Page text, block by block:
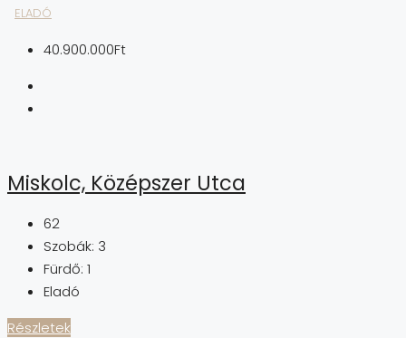
ELADÓ
40.900.000Ft
Miskolc, Középszer Utca
62
Szobák: 3
Fürdő: 1
Eladó
Részletek